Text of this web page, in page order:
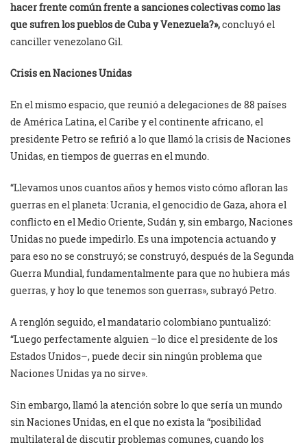
hacer frente común frente a sanciones colectivas como las
que sufren los pueblos de Cuba y Venezuela?»,concluyó el
canciller venezolano Gil.
Crisis en Naciones Unidas
En el mismo espacio, que reunió a delegaciones de 88 países
de América Latina, el Caribe y el continente africano, el
presidente Petro se refirió a lo que llamó la crisis de Naciones
Unidas, en tiempos de guerras en el mundo.
“Llevamos unos cuantos años y hemos visto cómo afloran las
guerras en el planeta: Ucrania, el genocidio de Gaza, ahora el
conflicto en el Medio Oriente, Sudán y, sin embargo, Naciones
Unidas no puede impedirlo. Es una impotencia actuando y
para eso no se construyó; se construyó, después de la Segunda
Guerra Mundial, fundamentalmente para que no hubiera más
guerras, y hoy lo que tenemos son guerras», subrayó Petro.
A renglón seguido, el mandatario colombiano puntualizó:
“Luego perfectamente alguien –lo dice el presidente de los
Estados Unidos–, puede decir sin ningún problema que
Naciones Unidas ya no sirve».
Sin embargo, llamó la atención sobre lo que sería un mundo
sin Naciones Unidas, en el que no exista la “posibilidad
multilateral de discutir problemas comunes, cuando los